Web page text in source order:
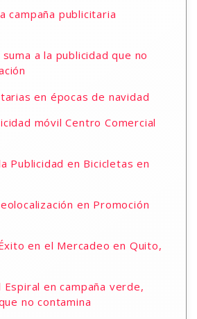
campaña publicitaria
a la publicidad que no
en épocas de navidad
móvil Centro Comercial
Publicidad en Bicicletas en
en Promoción
en el Mercadeo en Quito,
en campaña verde,
no contamina